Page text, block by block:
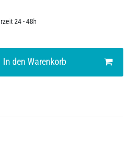
24 - 48h
In den Warenkorb